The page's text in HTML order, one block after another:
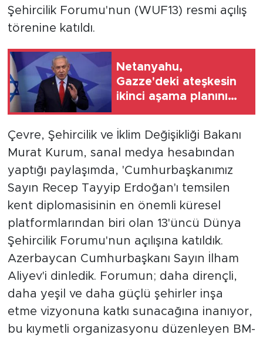
Şehircilik Forumu'nun (WUF13) resmi açılış
törenine katıldı.
Netanyahu,
Gazze'deki ateşkesin
ikinci aşama planını
Çevre, Şehircilik ve İklim Değişikliği Bakanı
Murat Kurum, sanal medya hesabından
yaptığı paylaşımda, 'Cumhurbaşkanımız
Sayın Recep Tayyip Erdoğan'ı temsilen
kent diplomasisinin en önemli küresel
platformlarından biri olan 13'üncü Dünya
Şehircilik Forumu'nun açılışına katıldık.
Azerbaycan Cumhurbaşkanı Sayın İlham
Aliyev'i dinledik. Forumun; daha dirençli,
daha yeşil ve daha güçlü şehirler inşa
etme vizyonuna katkı sunacağına inanıyor,
bu kıymetli organizasyonu düzenleyen BM-